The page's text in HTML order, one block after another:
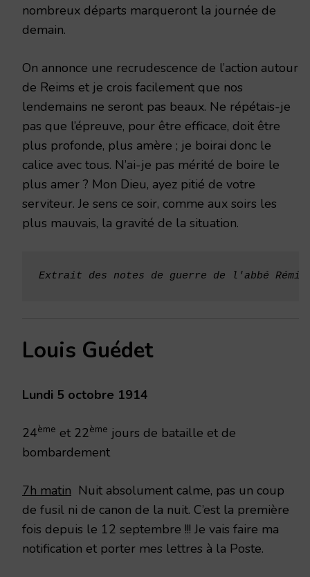
nombreux départs marqueront la journée de
demain.
On annonce une recrudescence de l’action autour
de Reims et je crois facilement que nos
lendemains ne seront pas beaux. Ne répétais-je
pas que l’épreuve, pour être efficace, doit être
plus profonde, plus amère ; je boirai donc le
calice avec tous. N’ai-je pas mérité de boire le
plus amer ? Mon Dieu, ayez pitié de votre
serviteur. Je sens ce soir, comme aux soirs les
plus mauvais, la gravité de la situation.
Extrait des notes de guerre de l'abbé
Louis Guédet
Lundi 5 octobre 1914
24ème et 22ème jours de bataille et de
bombardement
7h matin Nuit absolument calme, pas un coup
de fusil ni de canon de la nuit. C’est la première
fois depuis le 12 septembre !!! Je vais faire ma
notification et porter mes lettres à la Poste.